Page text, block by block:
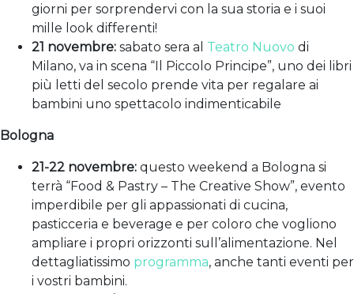
giorni per sorprendervi con la sua storia e i suoi
mille look differenti!
21 novembre: sabato sera al Teatro Nuovo di
Milano, va in scena “Il Piccolo Principe”, uno dei libri
più letti del secolo prende vita per regalare ai
bambini uno spettacolo indimenticabile
Bologna
21-22 novembre: questo weekend a Bologna si
terrà “Food & Pastry – The Creative Show”, evento
imperdibile per gli appassionati di cucina,
pasticceria e beverage e per coloro che vogliono
ampliare i propri orizzonti sull’alimentazione. Nel
dettagliatissimo programma, anche tanti eventi per
i vostri bambini.